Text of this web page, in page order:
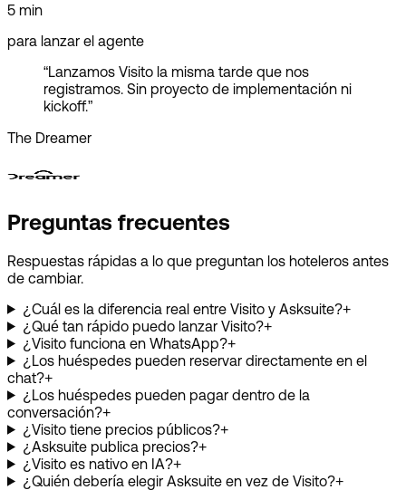
5 min
para lanzar el agente
“Lanzamos Visito la misma tarde que nos
registramos. Sin proyecto de implementación ni
kickoff.”
The Dreamer
Preguntas frecuentes
Respuestas rápidas a lo que preguntan los hoteleros antes
de cambiar.
¿Cuál es la diferencia real entre Visito y Asksuite?+
¿Qué tan rápido puedo lanzar Visito?+
¿Visito funciona en WhatsApp?+
¿Los huéspedes pueden reservar directamente en el
chat?+
¿Los huéspedes pueden pagar dentro de la
conversación?+
¿Visito tiene precios públicos?+
¿Asksuite publica precios?+
¿Visito es nativo en IA?+
¿Quién debería elegir Asksuite en vez de Visito?+